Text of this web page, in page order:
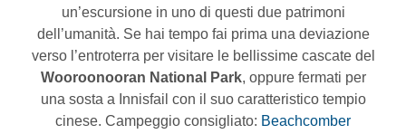
un’escursione in uno di questi due patrimoni
dell’umanità. Se hai tempo fai prima una deviazione
verso l’entroterra per visitare le bellissime cascate del
Wooroonooran National Park, oppure fermati per
una sosta a Innisfail con il suo caratteristico tempio
cinese. Campeggio consigliato: Beachcomber